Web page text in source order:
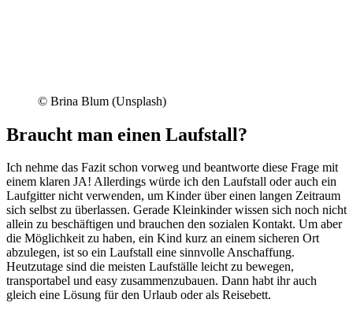
© Brina Blum (Unsplash)
Braucht man einen Laufstall?
Ich nehme das Fazit schon vorweg und beantworte diese Frage mit
einem klaren JA! Allerdings würde ich den Laufstall oder auch ein
Laufgitter nicht verwenden, um Kinder über einen langen Zeitraum
sich selbst zu überlassen. Gerade Kleinkinder wissen sich noch nicht
allein zu beschäftigen und brauchen den sozialen Kontakt. Um aber
die Möglichkeit zu haben, ein Kind kurz an einem sicheren Ort
abzulegen, ist so ein Laufstall eine sinnvolle Anschaffung.
Heutzutage sind die meisten Laufställe leicht zu bewegen,
transportabel und easy zusammenzubauen. Dann habt ihr auch
gleich eine Lösung für den Urlaub oder als Reisebett.